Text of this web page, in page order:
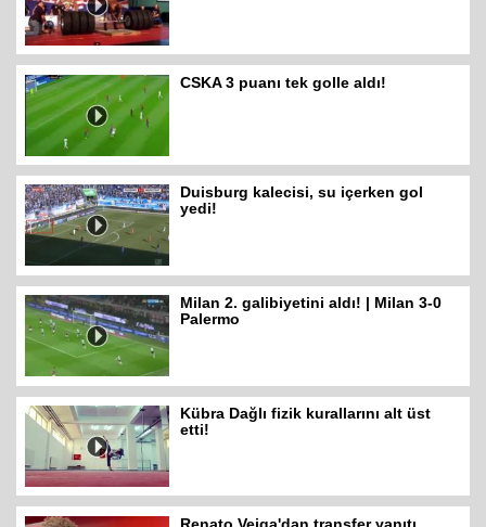
CSKA 3 puanı tek golle aldı!
Duisburg kalecisi, su içerken gol
yedi!
Milan 2. galibiyetini aldı! | Milan 3-0
Palermo
Kübra Dağlı fizik kurallarını alt üst
etti!
Renato Veiga'dan transfer yanıtı